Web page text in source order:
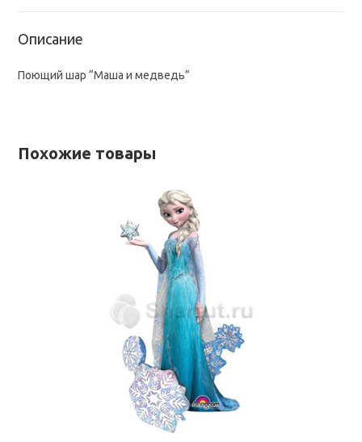
Описание
Поющий шар “Маша и медведь”
Похожие товары